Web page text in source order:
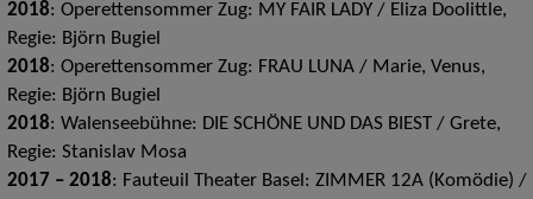
2018: Operettensommer Zug: MY FAIR LADY / Eliza Doolittle,
Regie: Björn Bugiel
2018: Operettensommer Zug: FRAU LUNA / Marie, Venus,
Regie: Björn Bugiel
2018: Walenseebühne: DIE SCHÖNE UND DAS BIEST / Grete,
Regie: Stanislav Mosa
2017 – 2018: Fauteuil Theater Basel: ZIMMER 12A (Komödie) /